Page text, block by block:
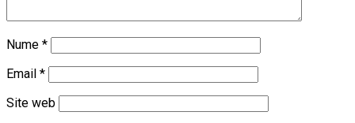
Nume *
Email *
Site web